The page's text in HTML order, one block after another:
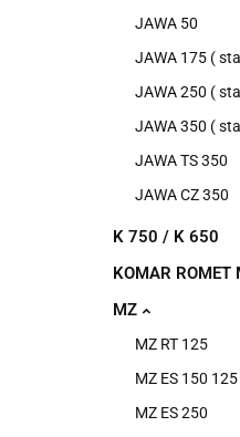
JAWA 50
JAWA 175 (
JAWA 250 (
JAWA 350 (
JAWA TS 350
JAWA CZ 350
K 750 / K 650
KOMAR ROMET
MZ
MZ RT 125
MZ ES 150 125
MZ ES 250